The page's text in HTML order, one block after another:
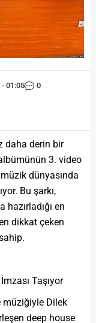
- 01:05 0
daha derin bir
3. video
müzik dünyasında
Bu şarkı,
hazırladığı en
dikkat çeken
Taşıyor
müziğiyle Dilek
deep house